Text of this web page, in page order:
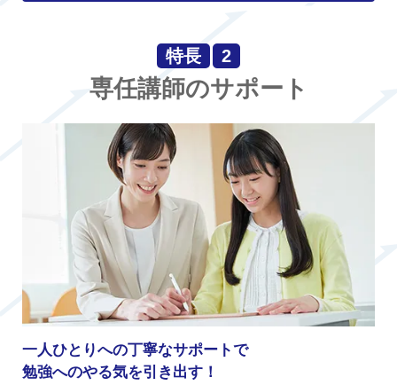
特長 2
専任講師のサポート
一人ひとりへの丁寧なサポートで
勉強へのやる気を引き出す！